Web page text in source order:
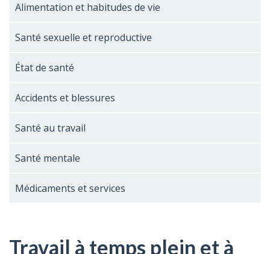
Alimentation et habitudes de vie
Santé sexuelle et reproductive
État de santé
Accidents et blessures
Santé au travail
Santé mentale
Médicaments et services
Travail à temps plein et à